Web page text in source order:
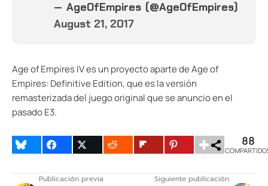
— AgeOfEmpires (@AgeOfEmpires)
August 21, 2017
Age of Empires IV es un proyecto aparte de Age of
Empires: Definitive Edition, que es la versión
remasterizada del juego original que se anuncio en el
pasado E3.
88
Publicación previa Siguiente publicación